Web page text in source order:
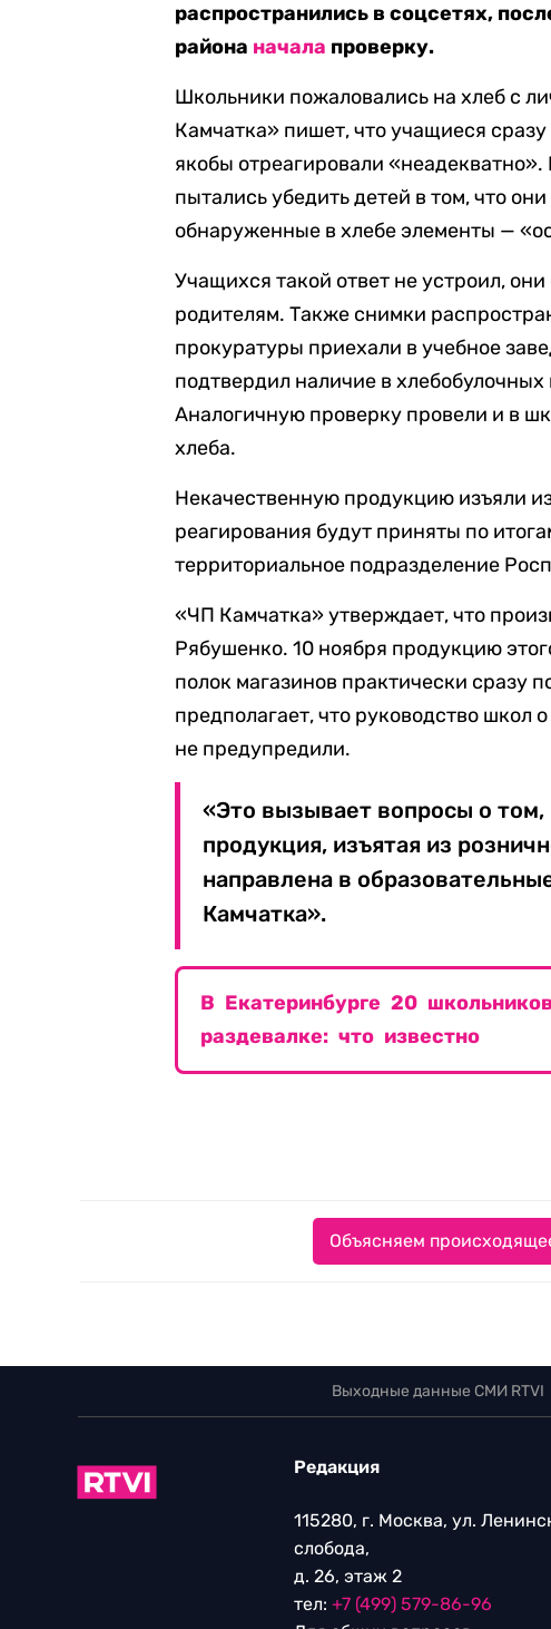
распространились в соцсетях,
района начала проверку.
Школьники пожаловались на хлеб с
Камчатка» пишет, что учащиеся
якобы отреагировали
пытались убедить детей в том, что
обнаруженные в хлебе элементы —
Учащихся такой ответ не устроил,
родителям. Также снимки
прокуратуры приехали в учебное
подтвердил наличие в
Аналогичную проверку провели и в
хлеба.
Некачественную продукцию изъяли
реагирования будут приняты по
территориальное подразделение
«ЧП Камчатка» утверждает, что
Рябушенко. 10 ноября продукцию
полок магазинов практически сразу
предполагает, что руководство школ
не предупредили.
«Это вызывает вопросы о
продукция, изъятая из
направлена в
Камчатка».
В Екатеринбурге 20
раздевалке: что известно
Объясняем
Выходные данные СМИ RTVI
Редакция
115280, г. Москва, ул.
слобода,
д. 26, этаж 2
тел: +7 (499) 579-86-96